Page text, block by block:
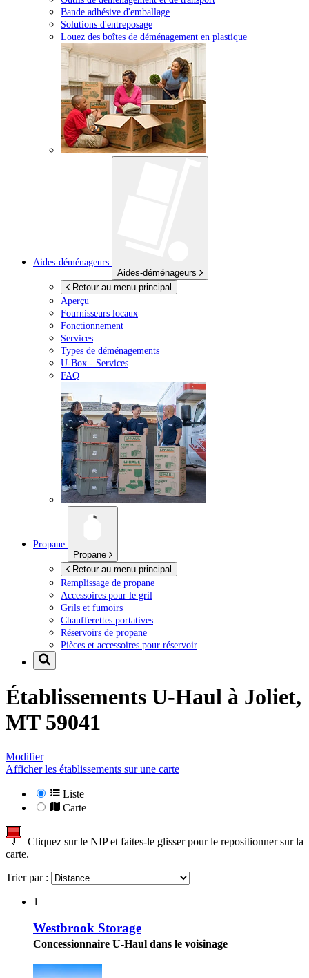
Bande adhésive d'emballage
Solutions d'entreposage
Louez des boîtes de déménagement en plastique
Aides-déménageurs
Aides-déménageurs
Retour au menu principal
Aperçu
Fournisseurs locaux
Fonctionnement
Services
Types de déménagements
U-Box - Services
FAQ
Propane
Propane
Retour au menu principal
Remplissage de propane
Accessoires pour le gril
Grils et fumoirs
Chaufferettes portatives
Réservoirs de propane
Pièces et accessoires pour réservoir
Établissements U-Haul à Joliet,
MT 59041
Modifier
Afficher les établissements sur une carte
Liste
Carte
Cliquez sur le NIP et faites-le glisser pour le repositionner sur la
carte.
Trier par :
1
Westbrook Storage
Concessionnaire U-Haul dans le voisinage